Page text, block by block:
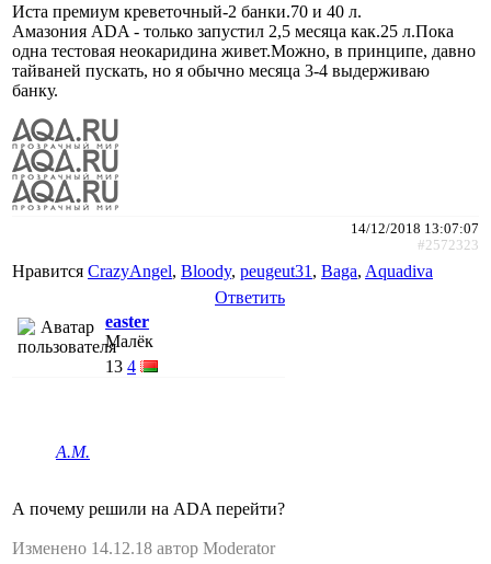
Иста премиум креветочный-2 банки.70 и 40 л.
Амазония ADA - только запустил 2,5 месяца как.25 л.Пока
одна тестовая неокаридина живет.Можно, в принципе, давно
тайваней пускать, но я обычно месяца 3-4 выдерживаю
банку.
14/12/2018 13:07:07
#2572323
Нравится CrazyAngel, Bloody, peugeut31 , Baga, Aquadiva
Ответить
easter
Малёк
13 4
A.M.
А почему решили на ADA перейти?
Изменено 14.12.18 автор Moderator